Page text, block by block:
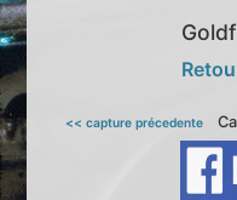
<< capture précedente